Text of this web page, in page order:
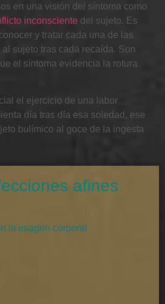
en una visión del síntoma como
inconsciente del sujeto. Es
y tratar cada una de las
sujeto tras cada recaída. Son
el síntoma evidencia la rotura
el ejercicio de una labor
día tras día esa soledad, ese
bulímico al goce de la ingesta
afines
la imagen corporal